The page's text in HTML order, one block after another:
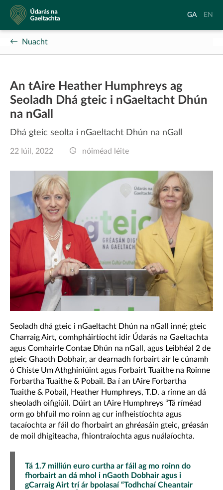
Údarás
na
Gaeltachta
Aistrigh
Gaeilge
GA
to
EN
Nuacht
An tAire Heather Humphreys ag
Seoladh Dhá gteic i nGaeltacht Dhún
na nGall
Dhá gteic seolta i nGaeltacht Dhún na nGall
22 Iúil, 2022 nóiméad léite
Seoladh dhá gteic i nGaeltacht Dhún na nGall inné; gteic
Charraig Airt, comhpháirtíocht idir Údarás na Gaeltachta
agus Comhairle Contae Dhún na nGall, agus Leibhéal 2 de
gteic Ghaoth Dobhair, ar dearnadh forbairt air le cúnamh
ó Chiste Um Athghiniúint agus Forbairt Tuaithe na Roinne
Forbartha Tuaithe & Pobail. Ba í an tAire Forbartha
Tuaithe & Pobail, Heather Humphreys, T.D. a rinne an dá
sheoladh oifigiúil. Dúirt an tAire Humphreys “Tá ríméad
orm go bhfuil mo roinn ag cur infheistíochta agus
tacaíochta ar fáil do fhorbairt an ghréasáin gteic, gréasán
de moil dhigiteacha, fhiontraíochta agus nuálaíochta.
Tá 1.7 milliún euro curtha ar fáil ag mo roinn do
fhorbairt an dá mhol i nGaoth Dobhair agus i
gCarraig Airt trí ár bpolasaí “Todhchaí Cheantair